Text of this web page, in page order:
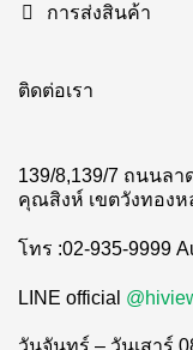
การส่งสินค้า
ติดต่อเรา
139/8,139/7 ถนนลา
คุณสิงห์ เขตวังทองห
โทร :02-935-9999
LINE official